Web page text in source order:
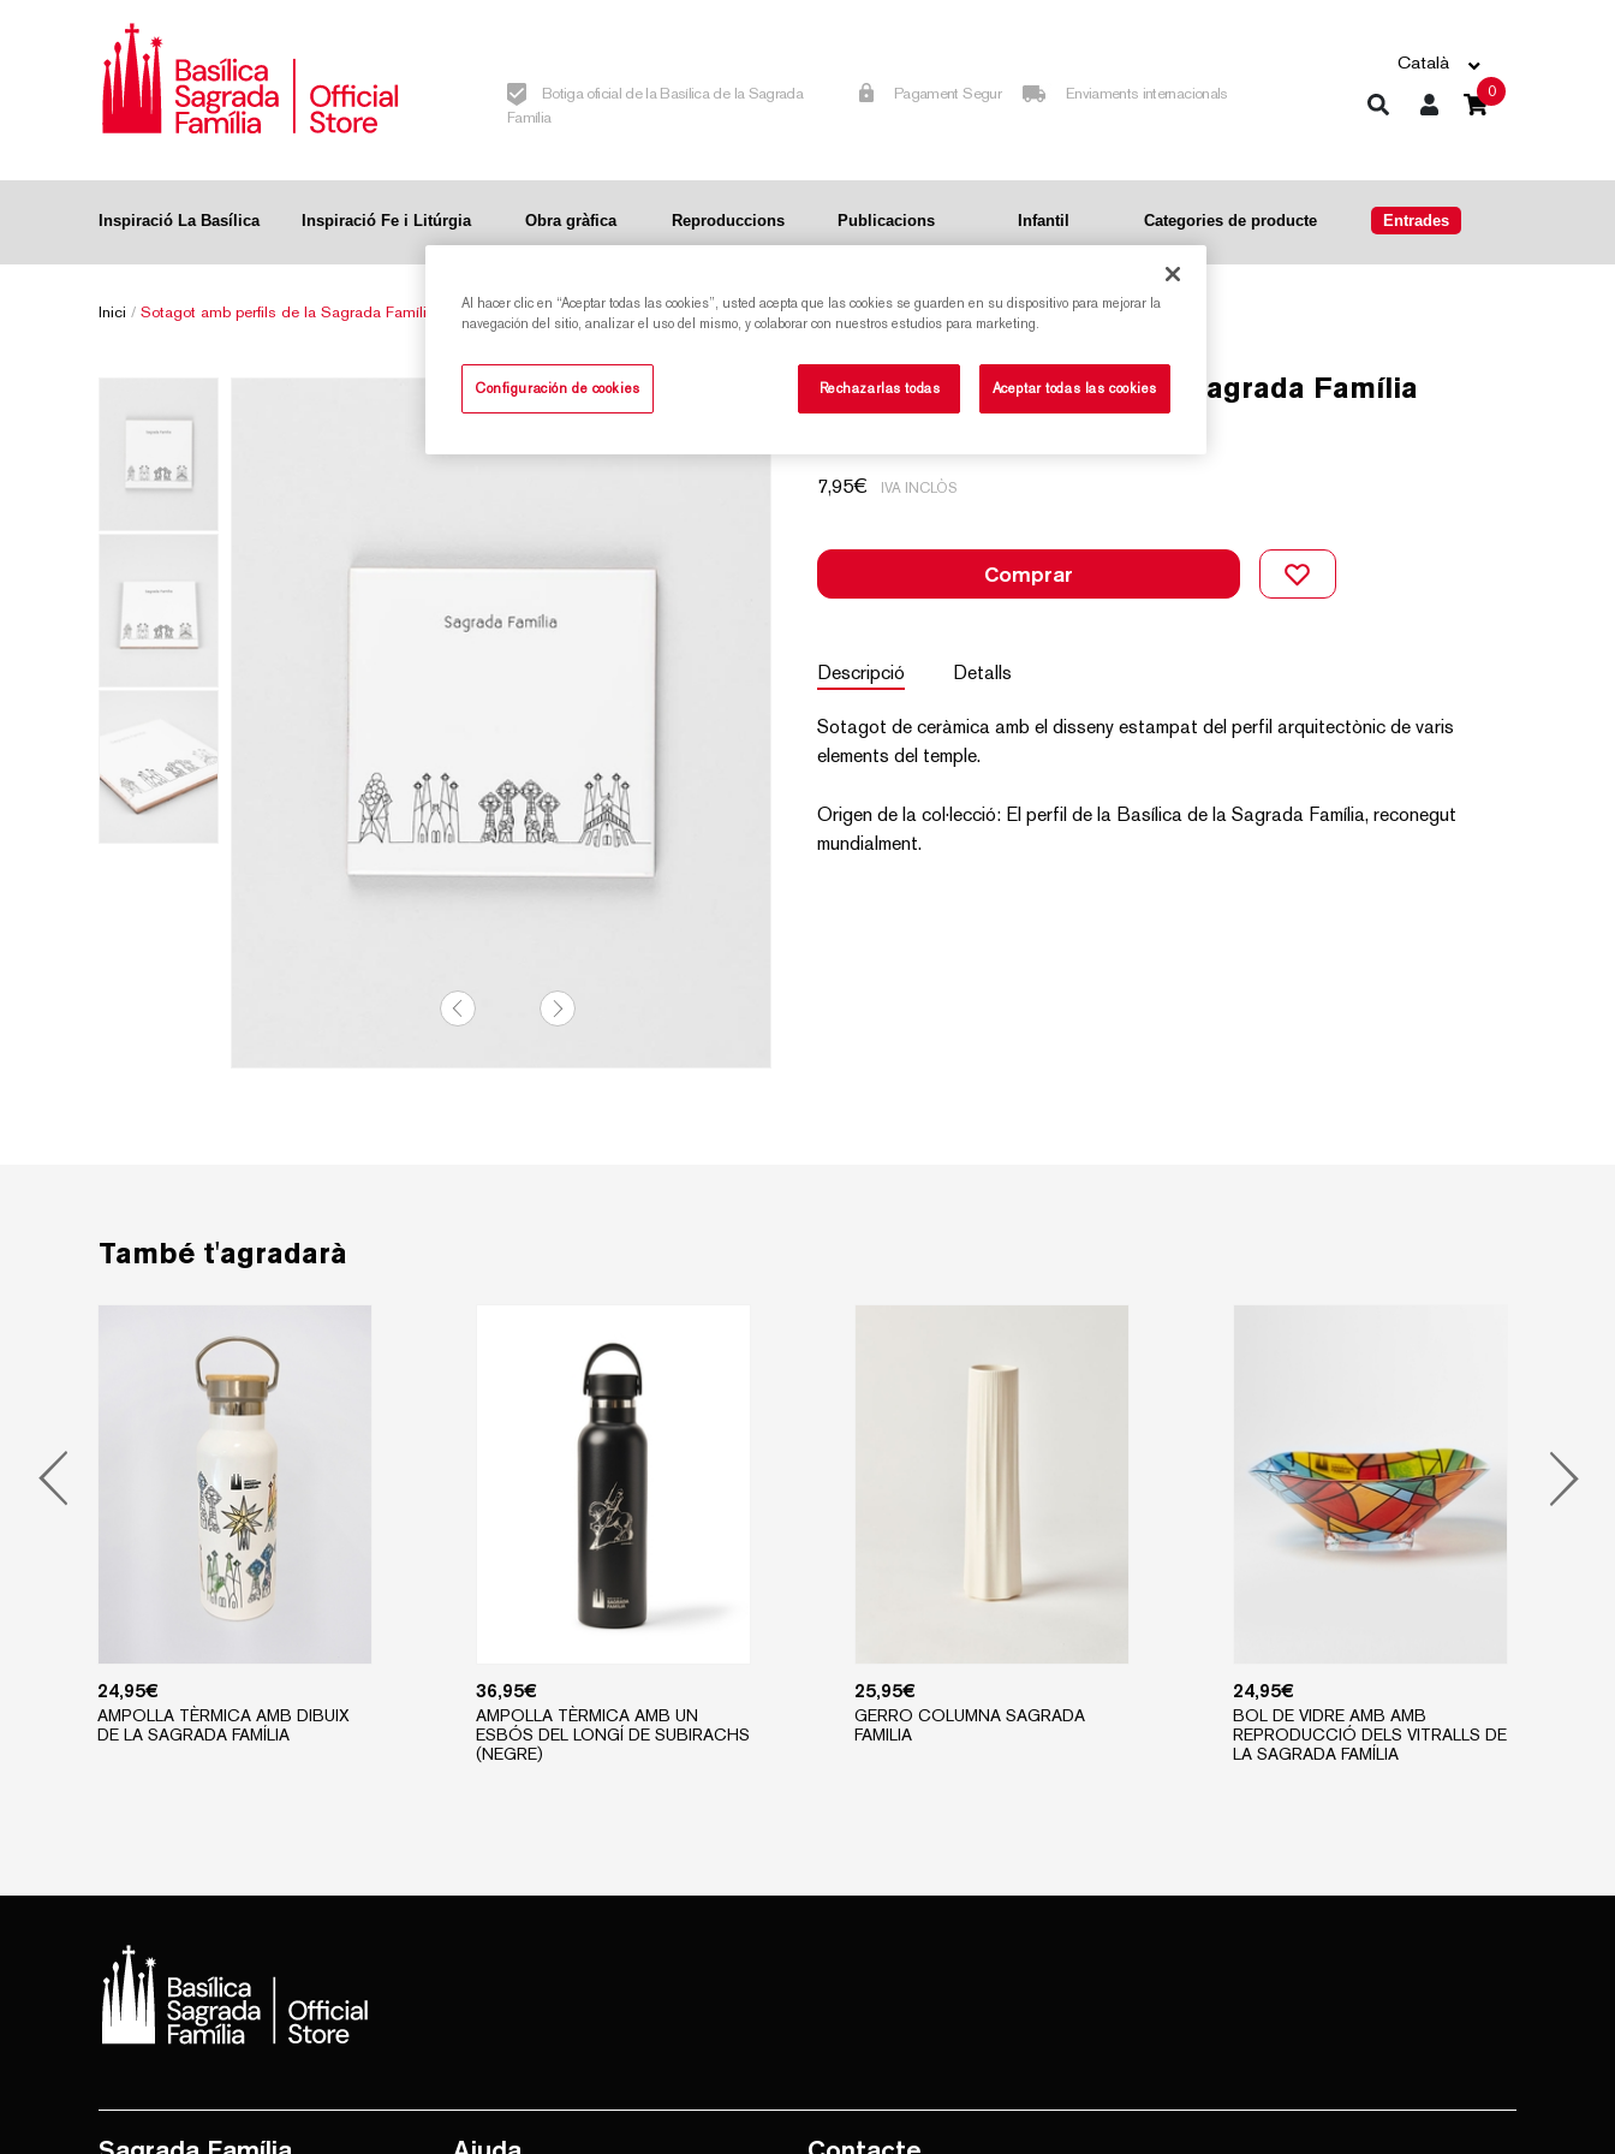
Botiga oficial de la Basílica de la Sagrada
Família
Pagament Segur Enviaments internacionals
Català
0
Inspiració La Basílica Inspiració Fe i Litúrgia Obra gràfica Reproduccions Publicacions Infantil Categories de producte Entrades
Inici / Sotagot amb perfils de la Sagrada Família
Sotagot amb perfils de la Sagrada Família
7,95€ IVA INCLÒS
Comprar
Descripció Detalls
Sotagot de ceràmica amb el disseny estampat del perfil arquitectònic de varis
elements del temple.
Origen de la col·lecció: El perfil de la Basílica de la Sagrada Família, reconegut
mundialment.
També t'agradarà
24,95€
AMPOLLA TÈRMICA AMB DIBUIX
DE LA SAGRADA FAMÍLIA
36,95€
AMPOLLA TÈRMICA AMB UN
ESBÓS DEL LONGÍ DE SUBIRACHS
(NEGRE)
25,95€
GERRO COLUMNA SAGRADA
FAMILIA
24,95€
BOL DE VIDRE AMB AMB
REPRODUCCIÓ DELS VITRALLS DE
LA SAGRADA FAMÍLIA
Al hacer clic en “Aceptar todas las cookies”, usted acepta que las cookies se guarden en su dispositivo para mejorar la
navegación del sitio, analizar el uso del mismo, y colaborar con nuestros estudios para marketing.
Configuración de cookies Rechazarlas todas Aceptar todas las cookies